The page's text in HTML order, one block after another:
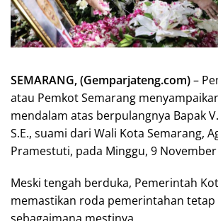
SEMARANG, (Gemparjateng.com)–
atau Pemkot Semarang
mendalam atas berpulangnya Bapak
S.E., suami dari Wali Kota Semarang,
Pramestuti, pada Minggu, 9 November
Meski tengah berduka, Pemerintah
memastikan roda pemerintahan tetap